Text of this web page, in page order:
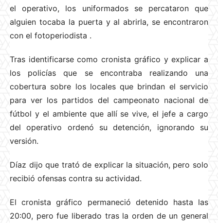
el operativo, los uniformados se percataron que
alguien tocaba la puerta y al abrirla, se encontraron
con el fotoperiodista .
Tras identificarse como cronista gráfico y explicar a
los policías que se encontraba realizando una
cobertura sobre los locales que brindan el servicio
para ver los partidos del campeonato nacional de
fútbol y el ambiente que allí se vive, el jefe a cargo
del operativo ordenó su detención, ignorando su
versión.
Díaz dijo que trató de explicar la situación, pero solo
recibió ofensas contra su actividad.
El cronista gráfico permaneció detenido hasta las
20:00, pero fue liberado tras la orden de un general